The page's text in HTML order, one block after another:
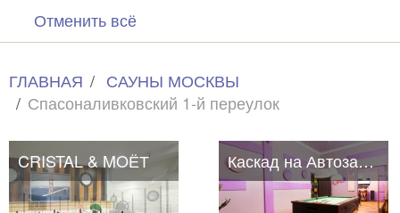
Отменить всё
ГЛАВНАЯ
САУНЫ МОСКВЫ
Спасоналивковский 1-й переулок
CRISTAL & MOЁТ Каскад на Автозаводской